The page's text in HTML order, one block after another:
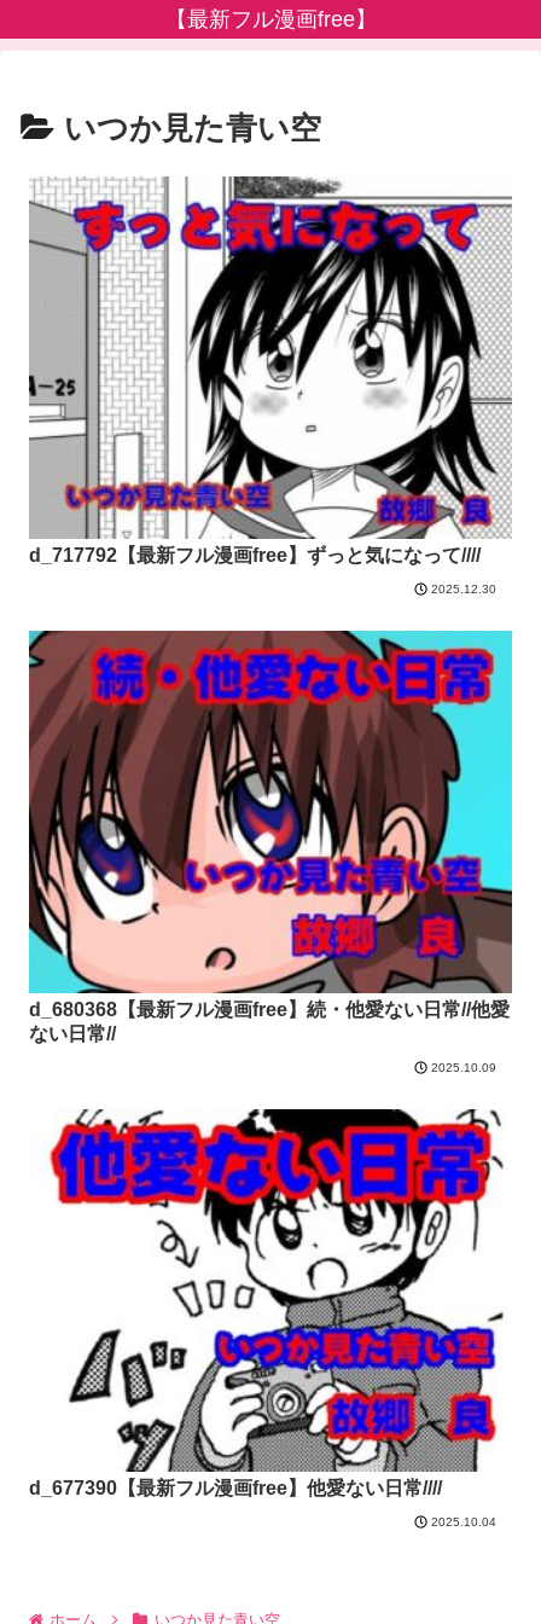
【最新フル漫画free】
いつか見た青い空
d_717792【最新フル漫画free】ずっと気になって////
2025.12.30
d_680368【最新フル漫画free】続・他愛ない日常//他愛
ない日常//
2025.10.09
d_677390【最新フル漫画free】他愛ない日常////
2025.10.04
ホーム いつか見た青い空